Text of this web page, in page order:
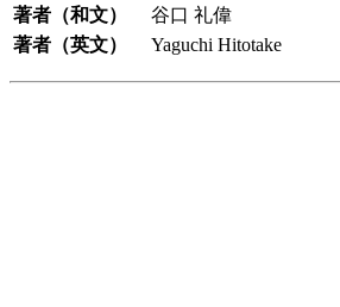
著者（和文）
谷口 礼偉
著者（英文）
Yaguchi Hitotake